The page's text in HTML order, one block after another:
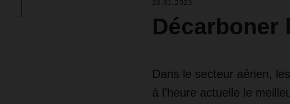
20.01.2023
Décarboner
Dans le secteur aérien,
à l’heure actuelle le